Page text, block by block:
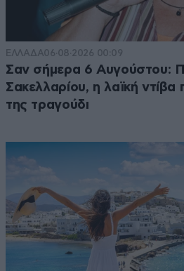
ΕΛΛΑΔΑ06·08·2026 00:09
Σαν σήμερα 6 Αυγούστου:
Σακελλαρίου, η λαϊκή
της τραγούδι